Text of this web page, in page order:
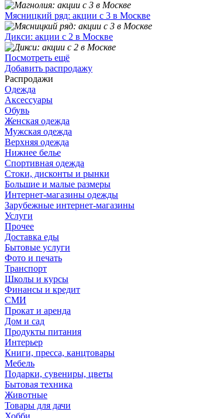
Мясницкий ряд: акции с 3 в Москве
Дикси: акции с 2 в Москве
Посмотреть ещё
Добавить распродажу
Распродажи
Одежда
Аксессуары
Обувь
Женская одежда
Мужская одежда
Верхняя одежда
Нижнее белье
Спортивная одежда
Стоки, дисконты и рынки
Большие и малые размеры
Интернет-магазины одежды
Зарубежные интернет-магазины
Услуги
Прочее
Доставка еды
Бытовые услуги
Фото и печать
Транспорт
Школы и курсы
Финансы и кредит
СМИ
Прокат и аренда
Дом и сад
Продукты питания
Интерьер
Книги, пресса, канцтовары
Мебель
Подарки, сувениры, цветы
Бытовая техника
Животные
Товары для дачи
Хобби